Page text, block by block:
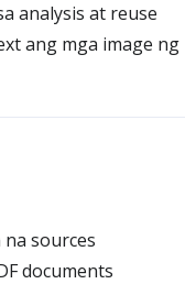
analysis at reuse
ang mga image ng
sources
documents